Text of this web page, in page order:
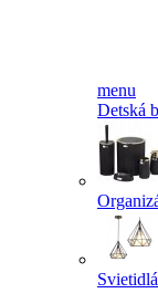
menu
Detská
Svietidlá